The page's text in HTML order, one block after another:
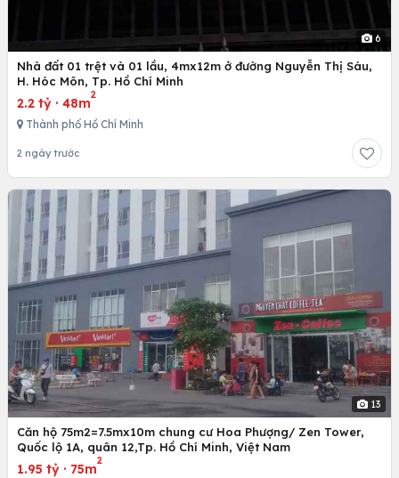
6
Nhà đất 01 trệt và 01 lầu, 4mx12m ở đường Nguyễn Thị Sáu,
H. Hóc Môn, Tp. Hồ Chí Minh
2.2 tỷ · 48m
2
Thành phố Hồ Chí Minh
2 ngày trước
13
Căn hộ 75m2=7.5mx10m chung cư Hoa Phượng/ Zen Tower,
Quốc lộ 1A, quân 12,Tp. Hồ Chí Minh, Việt Nam
1.95 tỷ · 75m
2